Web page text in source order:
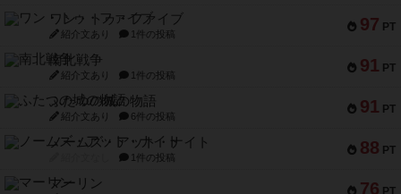
97 PT
ワン・トゥ・ファイブ
紹介文あり 1件の投稿
91 PT
南北戦争
紹介文あり 1件の投稿
91 PT
ふたつの城の物語
紹介文あり 6件の投稿
88 PT
ノームズ・アット・ナイト
1件の投稿
76 PT
マーリン